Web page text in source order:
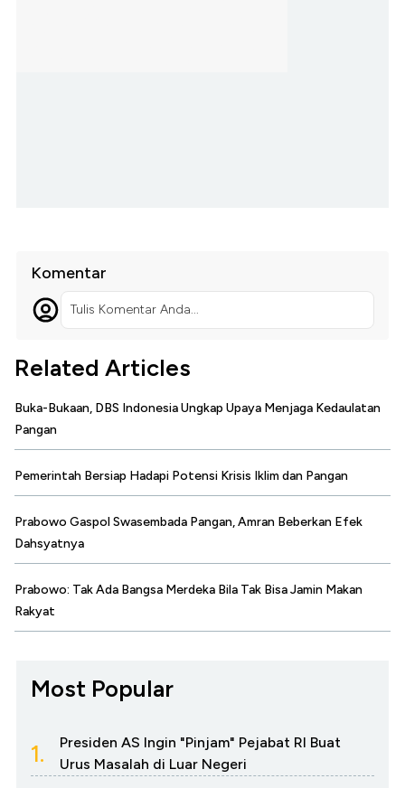
Komentar
Tulis Komentar Anda...
Related Articles
Buka-Bukaan, DBS Indonesia Ungkap Upaya Menjaga Kedaulatan
Pangan
Pemerintah Bersiap Hadapi Potensi Krisis Iklim dan Pangan
Prabowo Gaspol Swasembada Pangan, Amran Beberkan Efek
Dahsyatnya
Prabowo: Tak Ada Bangsa Merdeka Bila Tak Bisa Jamin Makan
Rakyat
Most Popular
1.
Presiden AS Ingin "Pinjam" Pejabat RI Buat
Urus Masalah di Luar Negeri